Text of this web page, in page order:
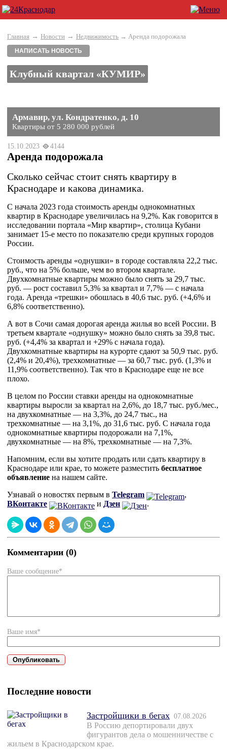
Главная → Новости → Недвижимость → Аренда подорожала
НАПИСАТЬ НОВОСТЬ
Клубный квартал «КУМИР»
Армавир, ул. Кондратенко, д. 10
Квартиры от 5 280 000 рублей
15.10.2023 4144
Аренда подорожала
Сколько сейчас стоит снять квартиру в
Краснодаре и какова динамика.
С начала 2023 года стоимость аренды однокомнатных
квартир в Краснодаре увеличилась на 9,2%. Как говорится в
исследовании портала «Мир квартир», столица Кубани
занимает 15-е место по показателю среди крупных городов
России.
Стоимость аренды «однушки» в городе составляла 22,2 тыс.
руб., что на 5% больше, чем во втором квартале.
Двухкомнатные квартиры можно было снять за 29,7 тыс.
руб. — рост составил 5,3% за квартал и 7,7% — с начала
года. Аренда «трешки» обошлась в 40,6 тыс. руб. (+4,6% и
6,8% соответственно).
А вот в Сочи самая дорогая аренда жилья во всей России. В
третьем квартале «однушку» можно было снять за 39,8 тыс.
руб. (+4,4% за квартал и +29% с начала года).
Двухкомнатные квартиры на курорте сдают за 50,9 тыс. руб.
(2,4% и 20,4%), трехкомнатные — за 60,7 тыс. руб. (1,3% и
11,9% соответственно). Так что в Краснодаре еще не все
плохо.
В целом по России ставки аренды на однокомнатные
квартиры выросли за квартал на 2,6%, до 18,7 тыс. руб./мес.,
на двухкомнатные — на 3,3%, до 24,7 тыс., на
трехкомнатные — на 3,1%, до 31,6 тыс. руб. С начала года
однокомнатные квартиры подорожали на 7,1%,
двухкомнатные — на 8%, трехкомнатные — на 7,3%.
Напомним, если вы хотите продать или сдать квартиру в
Краснодаре или крае, то можете разместить бесплатное
объявление на нашем сайте.
Узнавай о новостях первым в Telegram
,
ВКонтакте
и Дзен .
Комментарии (0)
Ваше сообщение*
Ваше имя*
Последние новости
Застройщики в бегах 07.08.2026
В Россию депортировали двух
фигурантов дела о мошенничестве с
жильем в Краснодарском крае.